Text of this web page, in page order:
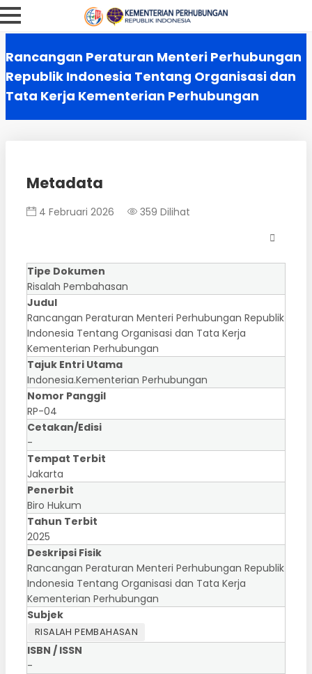
Rancangan Peraturan Menteri Perhubungan
Republik Indonesia Tentang Organisasi dan
Tata Kerja Kementerian Perhubungan
Metadata
4 Februari 2026 359 Dilihat
Tipe Dokumen
Risalah Pembahasan
Judul
Rancangan Peraturan Menteri Perhubungan Republik
Indonesia Tentang Organisasi dan Tata Kerja
Kementerian Perhubungan
Tajuk Entri Utama
Indonesia.Kementerian Perhubungan
Nomor Panggil
RP-04
Cetakan/Edisi
-
Tempat Terbit
Jakarta
Penerbit
Biro Hukum
Tahun Terbit
2025
Deskripsi Fisik
Rancangan Peraturan Menteri Perhubungan Republik
Indonesia Tentang Organisasi dan Tata Kerja
Kementerian Perhubungan
Subjek
RISALAH PEMBAHASAN
ISBN / ISSN
-